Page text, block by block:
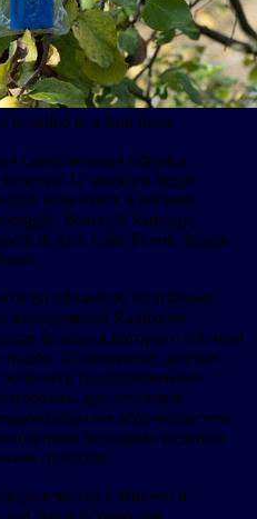
installed in a fruit farm
современных офлайн
12 месяцев будут
животных в восьми
Bosco di Vanzago,
di Atri, Lake Penne, Monte
на облачную платформу
инструмента Rainforest
функция которого обучена
видов. Полученные данные,
традиционными
для изучения
агроэкосистем,
методами ведения
природы.
с Huawei и
биоакустические